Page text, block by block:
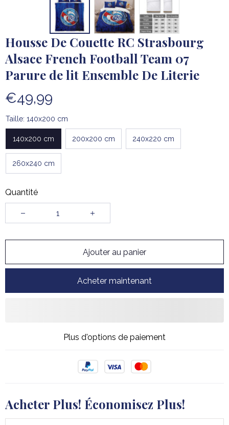
Housse De Couette RC Strasbourg
Alsace French Football Team 07
Parure de lit Ensemble De Literie
€49,99
Taille: 140x200 cm
140x200 cm 200x200 cm 240x220 cm
260x240 cm
Quantité
Ajouter au panier
Acheter maintenant
Plus d'options de paiement
Acheter Plus! Économisez Plus!